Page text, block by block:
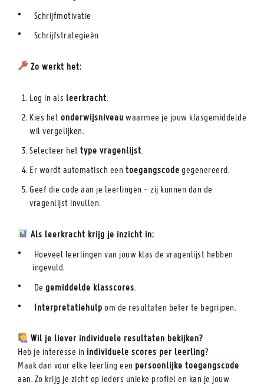
Schrijfmotivatie
Schrijfstrategieën
Zo werkt het:
Log in als leerkracht.
Kies het onderwijsniveau waarmee je jouw klasgemiddelde
wil vergelijken.
Selecteer het type vragenlijst.
Er wordt automatisch een toegangscode gegenereerd.
Geef die code aan je leerlingen – zij kunnen dan de
vragenlijst invullen.
Als leerkracht krijg je inzicht in:
Hoeveel leerlingen van jouw klas de vragenlijst hebben
ingevuld.
De gemiddelde klasscores.
Interpretatiehulp om de resultaten beter te begrijpen.
Wil je liever individuele resultaten bekijken?
Heb je interesse in individuele scores per leerling?
Maak dan voor elke leerling een persoonlijke toegangscode
aan. Zo krijg je zicht op ieders unieke profiel en kan je jouw